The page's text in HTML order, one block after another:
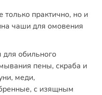
практично, но и
чаши для омовения
обильного
пены, скраба и
меди,
с изящным